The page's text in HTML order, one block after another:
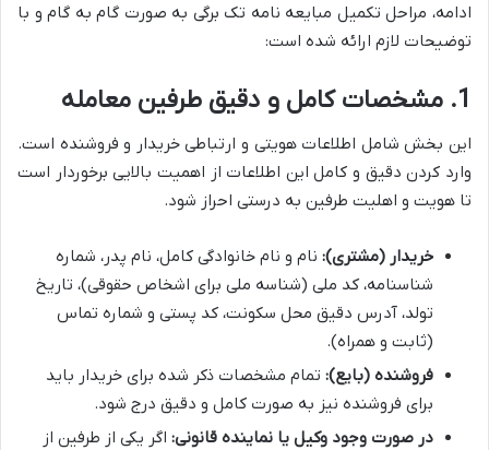
ادامه، مراحل تکمیل مبایعه نامه تک برگی به صورت گام به گام و با
توضیحات لازم ارائه شده است:
1. مشخصات کامل و دقیق طرفین معامله
این بخش شامل اطلاعات هویتی و ارتباطی خریدار و فروشنده است.
وارد کردن دقیق و کامل این اطلاعات از اهمیت بالایی برخوردار است
تا هویت و اهلیت طرفین به درستی احراز شود.
خریدار (مشتری): نام و نام خانوادگی کامل، نام پدر، شماره
شناسنامه، کد ملی (شناسه ملی برای اشخاص حقوقی)، تاریخ
تولد، آدرس دقیق محل سکونت، کد پستی و شماره تماس
(ثابت و همراه).
فروشنده (بایع): تمام مشخصات ذکر شده برای خریدار باید
برای فروشنده نیز به صورت کامل و دقیق درج شود.
در صورت وجود وکیل یا نماینده قانونی: اگر یکی از طرفین از